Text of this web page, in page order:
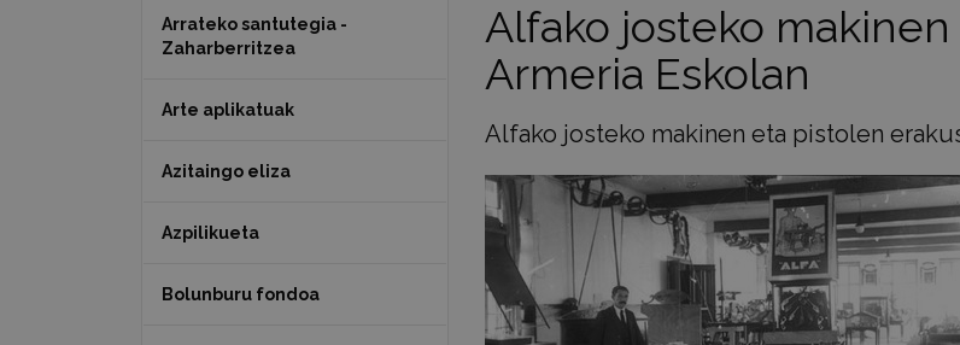
Alfako josteko
Armeria Eskolan
Alfako josteko makinen eta pistolen
Arrateko santutegia -
Zaharberritzea
Arte aplikatuak
Azitaingo eliza
Azpilikueta
Bolunburu fondoa